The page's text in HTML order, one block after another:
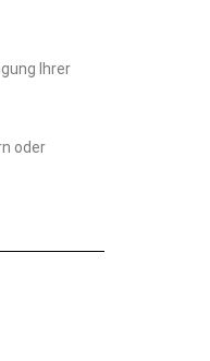
Ihrer
oder